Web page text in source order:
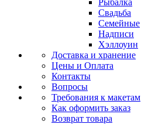
Свадьба
Семейные
Надписи
Хэллоуин
Доставка и хранение
Цены и Оплата
Контакты
Вопросы
Требования к макетам
Как оформить заказ
Возврат товара